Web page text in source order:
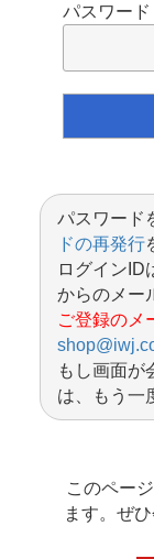
パスワード
パスワード
ドの再発行
ログインID
からのメー
ご登録のメ
もし画面が
は、もう一
このペー
ます。ぜ